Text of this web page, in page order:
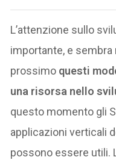
L’attenzione sullo
importante, e
prossimo questi
una risorsa nello
questo momento gli
applicazioni verticali
possono essere utili.